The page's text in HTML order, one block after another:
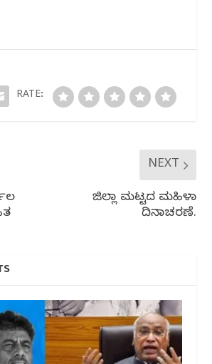
A
p
ra
RATE:
NEXT
ಜಿಲ್ಲಾ ಮಟ್ಟದ ಮಹಿಳಾ
ದಿನಾಚರಣೆ.